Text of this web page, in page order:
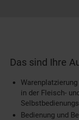
Das sind Ihre
in der Fleisch-
Bedienung und